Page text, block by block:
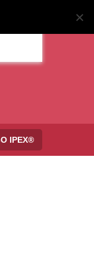
IPEX®